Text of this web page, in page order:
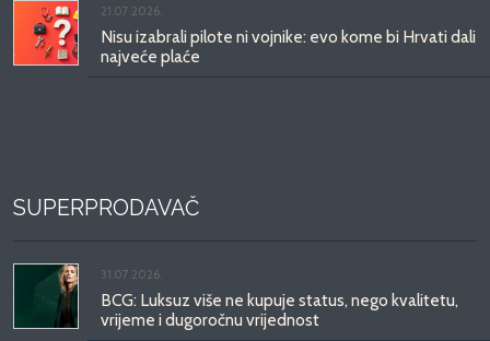
21.07.2026.
Nisu izabrali pilote ni vojnike: evo kome bi Hrvati dali
najveće plaće
SUPERPRODAVAČ
31.07.2026.
BCG: Luksuz više ne kupuje status, nego kvalitetu,
vrijeme i dugoročnu vrijednost